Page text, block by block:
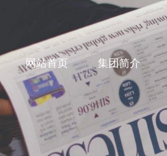
网站首页 集团简介
CN